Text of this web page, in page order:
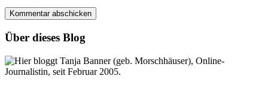
Über dieses Blog
Hier bloggt Tanja Banner (geb. Morschhäuser), Online-
Journalistin, seit Februar 2005.